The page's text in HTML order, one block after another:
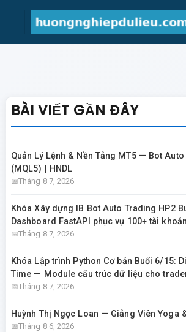
BÀI VIẾT GẦN ĐÂY
Quản Lý Lệnh & Nền Tảng MT5 — Bot
(MQL5) | HNDL
Tháng 8 7, 2026
Khóa Xây dựng IB Bot Auto Trading HP2
Dashboard FastAPI phục vụ 100+ tài khoản
Tháng 8 7, 2026
Khóa Lập trình Python Cơ bản Buổi 6/15:
Time — Module cấu trúc dữ liệu cho
Tháng 8 7, 2026
Huỳnh Thị Ngọc Loan — Giảng Viên Yoga
Tháng 8 6, 2026